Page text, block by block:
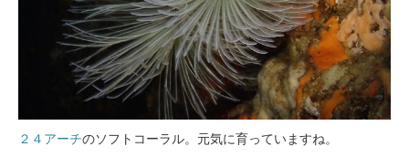
２４アーチのソフトコーラル。元気に育っていますね。